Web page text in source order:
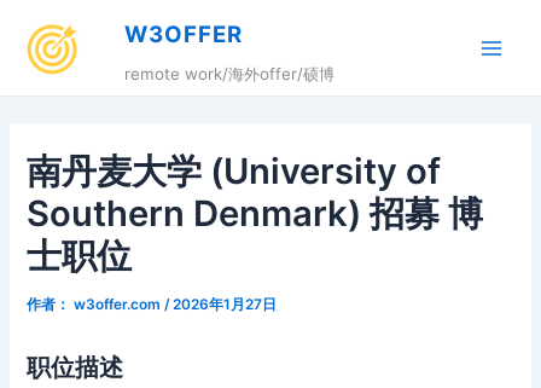
W3OFFER
remote work/海外offer/硕博
南丹麦大学 (University of
Southern Denmark) 招募 博
士职位
作者： w3offer.com /2026年1月27日
职位描述